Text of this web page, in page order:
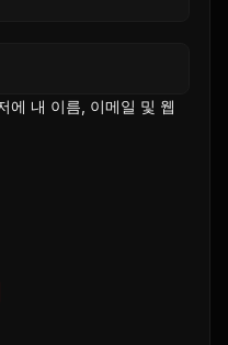
에 내 이름, 이메일 및 웹